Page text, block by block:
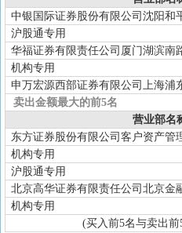
中银国际证券股份有限公司沈阳和
沪股通专用
华福证券有限责任公司厦门湖滨南
机构专用
申万宏源西部证券有限公司上海浦
卖出金额最大的前5名
营业部名
东方证券股份有限公司客户资产管
机构专用
沪股通专用
北京高华证券有限责任公司北京金
机构专用
(买入前5名与卖出前